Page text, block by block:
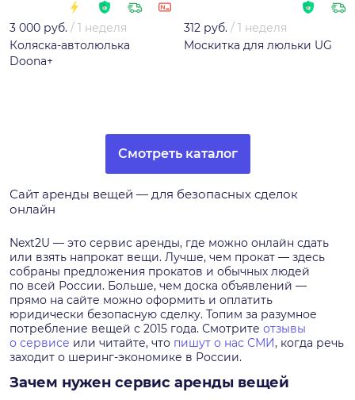
3 000 руб. / 1 неделя
Коляска-автолюлька
Doona+
312 руб. / 1 неделя
Москитка для люльки UG
Смотреть каталог
Сайт аренды вещей — для безопасных сделок
онлайн
Next2U — это сервис аренды, где можно онлайн сдать
или взять напрокат вещи. Лучше, чем прокат — здесь
собраны предложения прокатов и обычных людей
по всей России. Больше, чем доска объявлений —
прямо на сайте можно оформить и оплатить
юридически безопасную сделку. Топим за разумное
потребление вещей с 2015 года. Смотрите отзывы
о сервисе или читайте, что пишут о нас СМИ, когда речь
заходит о шеринг-экономике в России.
Зачем нужен сервис аренды вещей